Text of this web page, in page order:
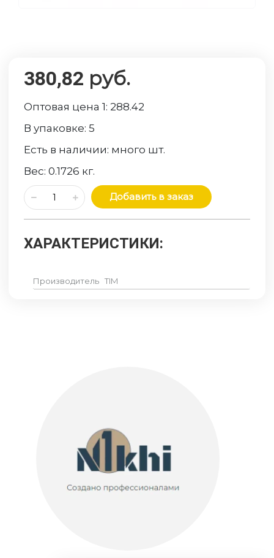
380,82 руб.
Оптовая цена 1: 288.42
В упаковке:5
Есть в наличии: много шт.
Вес:0.1726 кг.
Добавить в заказ
ХАРАКТЕРИСТИКИ:
Производитель TIM